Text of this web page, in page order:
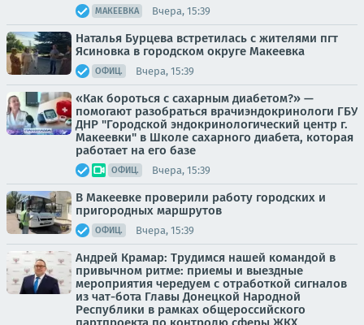
МАКЕЕВКА Вчера, 15:39
Наталья Бурцева встретилась с жителями пгт
Ясиновка в городском округе Макеевка
ОФИЦ. Вчера, 15:39
«Как бороться с сахарным диабетом?» —
помогают разобраться врачиэндокринологи ГБУ
ДНР "Городской эндокринологический центр г.
Макеевки" в Школе сахарного диабета, которая
работает на его базе
ОФИЦ. Вчера, 15:39
В Макеевке проверили работу городских и
пригородных маршрутов
ОФИЦ. Вчера, 15:39
Андрей Крамар: Трудимся нашей командой в
привычном ритме: приемы и выездные
мероприятия чередуем с отработкой сигналов
из чат-бота Главы Донецкой Народной
Республики в рамках общероссийского